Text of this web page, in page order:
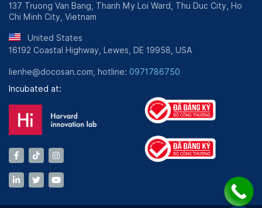
137 Truong Van Bang, Thanh My Loi Ward, Thu Duc City, Ho
Chi Minh City, Vietnam
United States
16192 Coastal Highway, Lewes, DE 19958, USA
lienhe@docosan.com, hotline: 0971786750
Incubated at: